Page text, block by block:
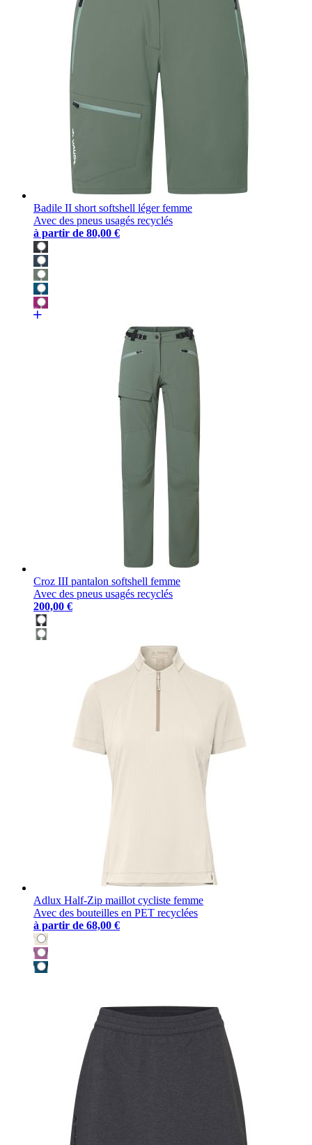
Badile II short softshell léger femme
Avec des pneus usagés recyclés
à partir de 80,00 €
Croz III pantalon softshell femme
Avec des pneus usagés recyclés
200,00 €
Adlux Half-Zip maillot cycliste femme
Avec des bouteilles en PET recyclées
à partir de 68,00 €